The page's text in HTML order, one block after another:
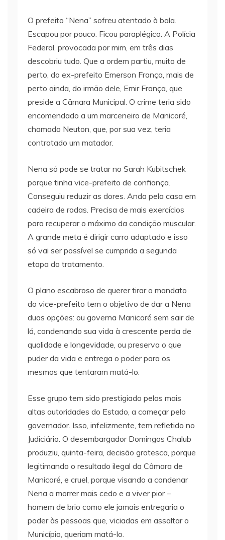
O prefeito “Nena” sofreu atentado à bala.
Escapou por pouco. Ficou paraplégico. A Polícia
Federal, provocada por mim, em três dias
descobriu tudo. Que a ordem partiu, muito de
perto, do ex-prefeito Emerson França, mais de
perto ainda, do irmão dele, Emir França, que
preside a Câmara Municipal. O crime teria sido
encomendado a um marceneiro de Manicoré,
chamado Neuton, que, por sua vez, teria
contratado um matador.
Nena só pode se tratar no Sarah Kubitschek
porque tinha vice-prefeito de confiança.
Conseguiu reduzir as dores. Anda pela casa em
cadeira de rodas. Precisa de mais exercícios
para recuperar o máximo da condição muscular.
A grande meta é dirigir carro adaptado e isso
só vai ser possível se cumprida a segunda
etapa do tratamento.
O plano escabroso de querer tirar o mandato
do vice-prefeito tem o objetivo de dar a Nena
duas opções: ou governa Manicoré sem sair de
lá, condenando sua vida à crescente perda de
qualidade e longevidade, ou preserva o que
puder da vida e entrega o poder para os
mesmos que tentaram matá-lo.
Esse grupo tem sido prestigiado pelas mais
altas autoridades do Estado, a começar pelo
governador. Isso, infelizmente, tem refletido no
Judiciário. O desembargador Domingos Chalub
produziu, quinta-feira, decisão grotesca, porque
legitimando o resultado ilegal da Câmara de
Manicoré, e cruel, porque visando a condenar
Nena a morrer mais cedo e a viver pior –
homem de brio como ele jamais entregaria o
poder às pessoas que, viciadas em assaltar o
Município, queriam matá-lo.